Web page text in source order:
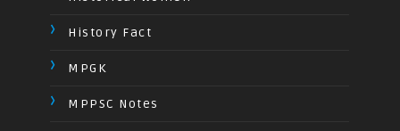
History Fact
MPGK
MPPSC Notes